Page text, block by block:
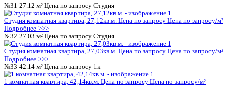
1 комнатная квартира, 40,85кв.м. Цена по запросу
Подробнее >>>
№4 53.10 м² Цена по запросу 2к
2 комнатная квартира, 53,1кв.м. Цена по запросу Цена по
Подробнее >>>
№5 41.50 м² Цена по запросу 1к